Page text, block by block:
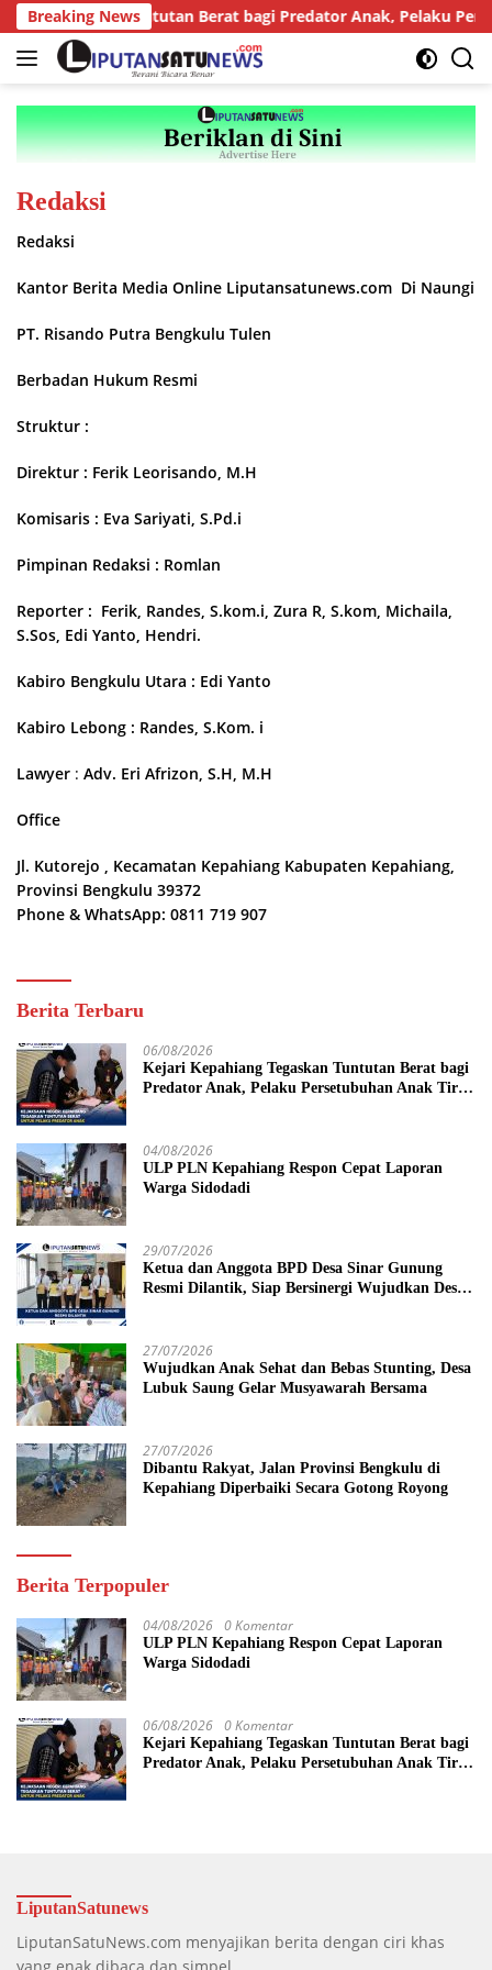
Langsung
ke
konten
Breaking News
Tegaskan Tuntutan Berat bagi Predator Anak, Pelaku
Redaksi
Redaksi
Kantor Berita Media Online Liputansatunews.com Di Naungi
PT. Risando Putra Bengkulu Tulen
Berbadan Hukum Resmi
Struktur :
Direktur : Ferik Leorisando, M.H
Komisaris : Eva Sariyati, S.Pd.i
Pimpinan Redaksi : Romlan
Reporter : Ferik, Randes, S.kom.i, Zura R, S.kom, Michaila,
S.Sos, Edi Yanto, Hendri.
Kabiro Bengkulu Utara : Edi Yanto
Kabiro Lebong : Randes, S.Kom. i
Lawyer : Adv. Eri Afrizon, S.H, M.H
Office
Jl. Kutorejo , Kecamatan Kepahiang Kabupaten Kepahiang,
Provinsi Bengkulu 39372
Phone & WhatsApp: 0811 719 907
Berita Terbaru
06/08/2026
Kejari Kepahiang Tegaskan Tuntutan Berat bagi
Predator Anak, Pelaku Persetubuhan Anak Tiri
04/08/2026
ULP PLN Kepahiang Respon Cepat Laporan
Warga Sidodadi
29/07/2026
Ketua dan Anggota BPD Desa Sinar Gunung
Resmi Dilantik, Siap Bersinergi Wujudkan Desa
27/07/2026
Wujudkan Anak Sehat dan Bebas Stunting, Desa
Lubuk Saung Gelar Musyawarah Bersama
27/07/2026
Dibantu Rakyat, Jalan Provinsi Bengkulu di
Kepahiang Diperbaiki Secara Gotong Royong
Berita Terpopuler
04/08/2026 0 Komentar
ULP PLN Kepahiang Respon Cepat Laporan
Warga Sidodadi
06/08/2026 0 Komentar
Kejari Kepahiang Tegaskan Tuntutan Berat bagi
Predator Anak, Pelaku Persetubuhan Anak Tiri
LiputanSatunews
LiputanSatuNews.com menyajikan berita dengan ciri khas
yang enak dibaca dan simpel.